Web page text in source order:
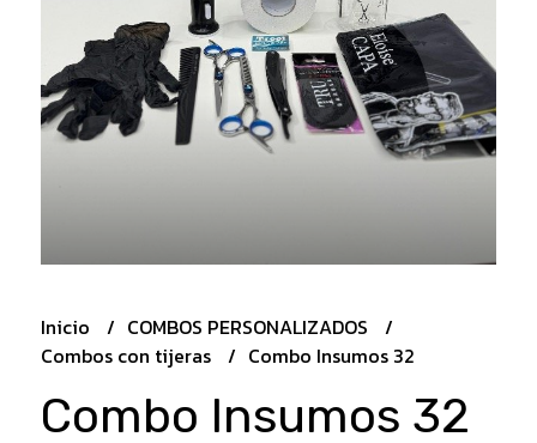
Inicio
COMBOS PERSONALIZADOS
Combos con tijeras
Combo Insumos 32
Combo Insumos 32